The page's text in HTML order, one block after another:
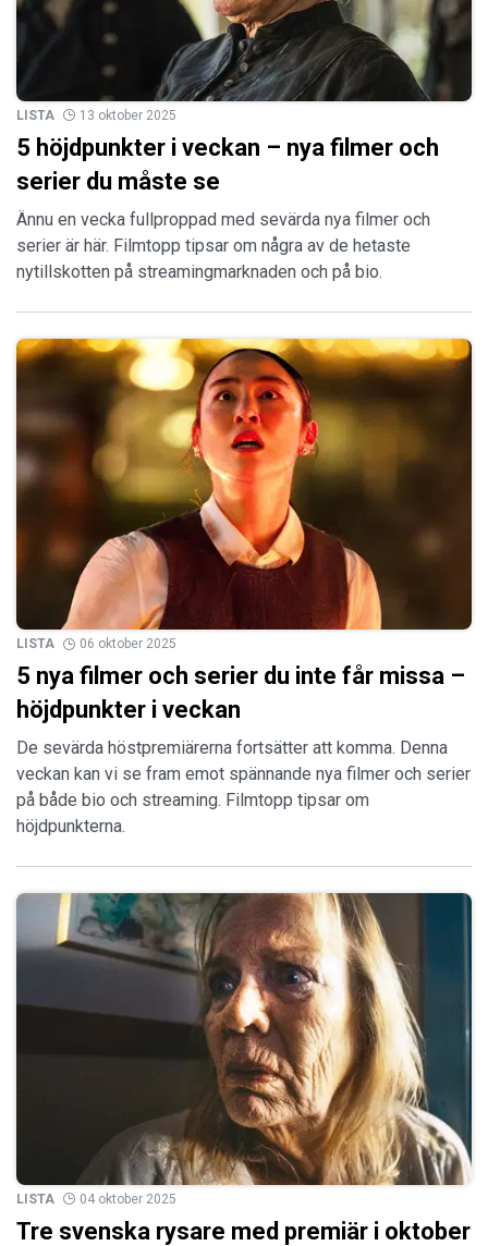
LISTA 13 oktober 2025
5 höjdpunkter i veckan – nya filmer och
serier du måste se
Ännu en vecka fullproppad med sevärda nya filmer och
serier är här. Filmtopp tipsar om några av de hetaste
nytillskotten på streamingmarknaden och på bio.
LISTA 06 oktober 2025
5 nya filmer och serier du inte får missa –
höjdpunkter i veckan
De sevärda höstpremiärerna fortsätter att komma. Denna
veckan kan vi se fram emot spännande nya filmer och serier
på både bio och streaming. Filmtopp tipsar om
höjdpunkterna.
LISTA 04 oktober 2025
Tre svenska rysare med premiär i oktober